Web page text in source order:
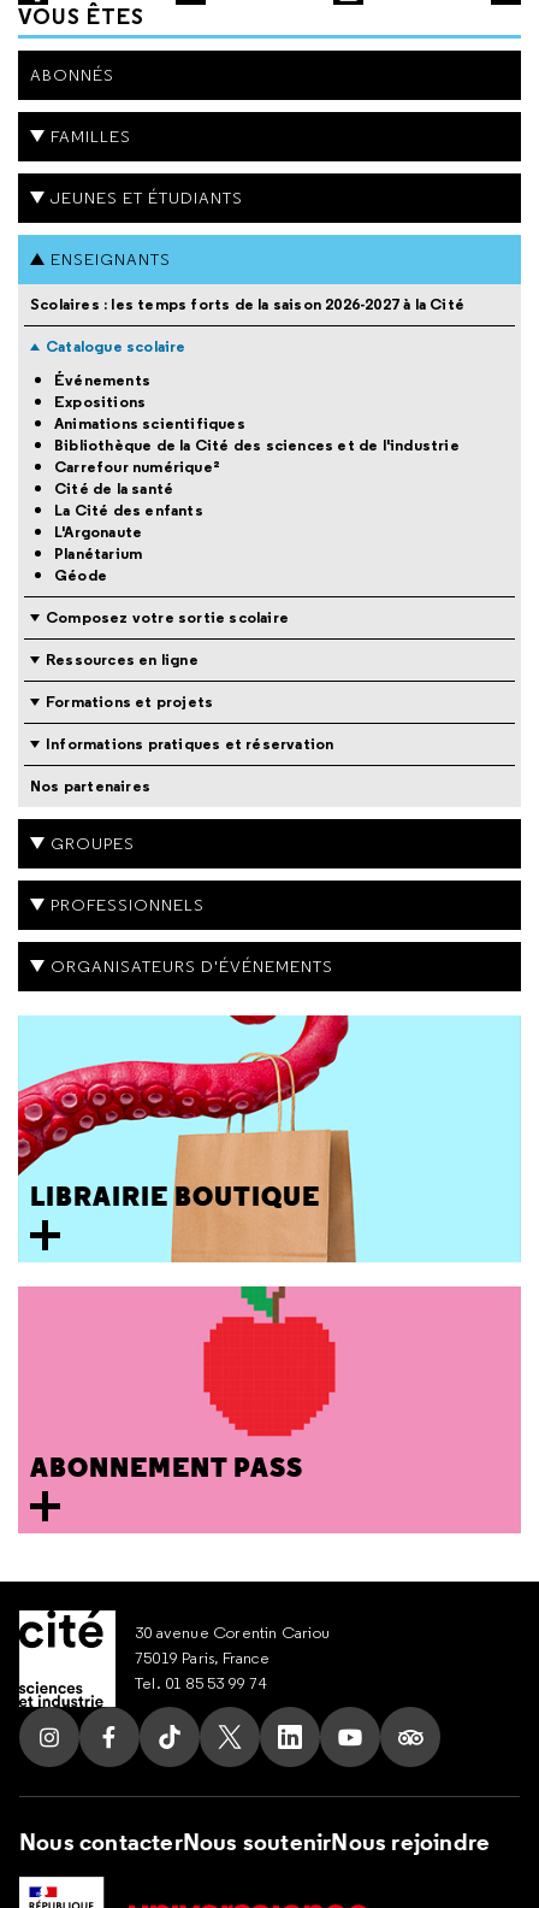
VOUS ÊTES
ABONNÉS
FAMILLES
JEUNES ET ÉTUDIANTS
ENSEIGNANTS
Scolaires : les temps forts de la saison 2026-2027 à la Cité
Catalogue scolaire
Événements
Expositions
Animations scientifiques
Bibliothèque de la Cité des sciences et de l'industrie
Carrefour numérique²
Cité de la santé
La Cité des enfants
L'Argonaute
Planétarium
Géode
Composez votre sortie scolaire
Ressources en ligne
Formations et projets
Informations pratiques et réservation
Nos partenaires
GROUPES
PROFESSIONNELS
ORGANISATEURS D'ÉVÉNEMENTS
LIBRAIRIE BOUTIQUE
ABONNEMENT PASS
30 avenue Corentin Cariou
75019 Paris, France
Tel. 01 85 53 99 74
Suivez nous sur Instagram
Suivez nous sur Facebook
Suivez nous sur Tik Tok
Suivez nous sur X
Suivez nous sur LinkedIn
Suivez nous sur
Suivez nous
Nous contacterNous soutenirNous rejoindre